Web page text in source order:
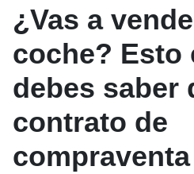
¿Vas a
coche? Esto
debes saber
contrato de